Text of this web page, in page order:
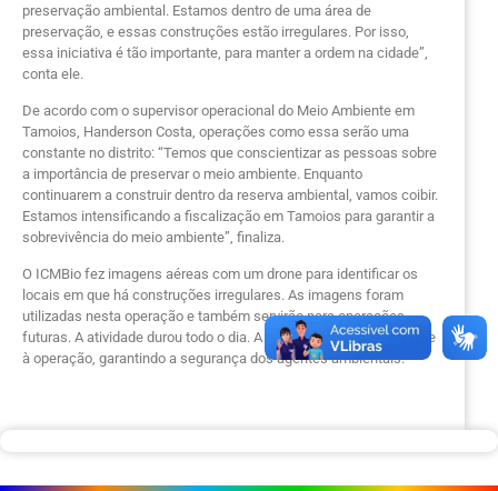
preservação ambiental. Estamos dentro de uma área de
preservação, e essas construções estão irregulares. Por isso,
essa iniciativa é tão importante, para manter a ordem na cidade”,
conta ele.
De acordo com o supervisor operacional do Meio Ambiente em
Tamoios, Handerson Costa, operações como essa serão uma
constante no distrito: “Temos que conscientizar as pessoas sobre
a importância de preservar o meio ambiente. Enquanto
continuarem a construir dentro da reserva ambiental, vamos coibir.
Estamos intensificando a fiscalização em Tamoios para garantir a
sobrevivência do meio ambiente”, finaliza.
O ICMBio fez imagens aéreas com um drone para identificar os
locais em que há construções irregulares. As imagens foram
utilizadas nesta operação e também servirão para operações
futuras. A atividade durou todo o dia. A Polícia Federal deu suporte
à operação, garantindo a segurança dos agentes ambientais.